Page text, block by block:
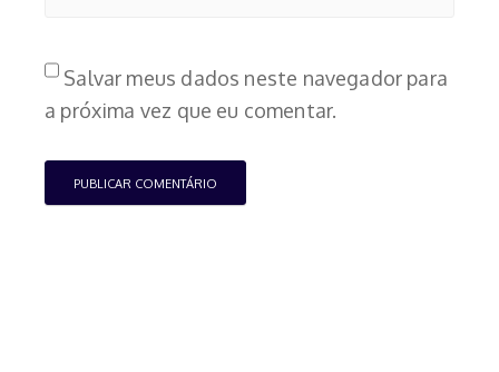
Salvar meus dados neste navegador para
a próxima vez que eu comentar.